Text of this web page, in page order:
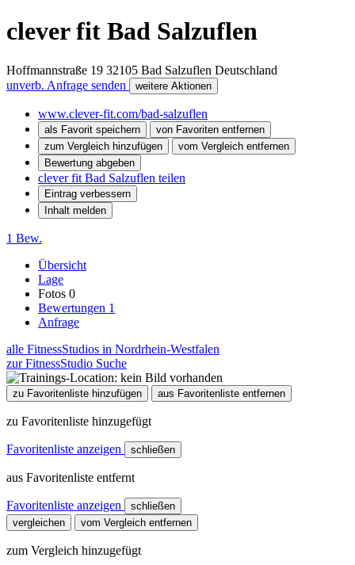
clever fit Bad Salzuflen
Hoffmannstraße 19 32105 Bad Salzuflen Deutschland
unverb. Anfrage senden
weitere Aktionen
www.clever-fit.com/bad-salzuflen
als Favorit speichern
von Favoriten entfernen
zum Vergleich hinzufügen
vom Vergleich entfernen
Bewertung abgeben
clever fit Bad Salzuflen teilen
Eintrag verbessern
Inhalt melden
1 Bew.
Übersicht
Lage
Fotos 0
Bewertungen 1
Anfrage
alle FitnessStudios in Nordrhein-Westfalen
zur FitnessStudio Suche
zu Favoritenliste hinzufügen aus Favoritenliste entfernen
zu Favoritenliste hinzugefügt
Favoritenliste anzeigen schließen
aus Favoritenliste entfernt
Favoritenliste anzeigen
schließen
vergleichen
vom Vergleich entfernen
zum Vergleich hinzugefügt